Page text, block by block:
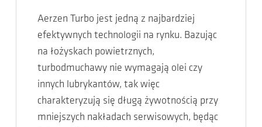
Aerzen Turbo jest jedną z najbardziej
efektywnych technologii na rynku. Bazując
na łożyskach powietrznych,
turbodmuchawy nie wymagają olei czy
innych lubrykantów, tak więc
charakteryzują się długą żywotnością przy
mniejszych nakładach serwisowych, będąc